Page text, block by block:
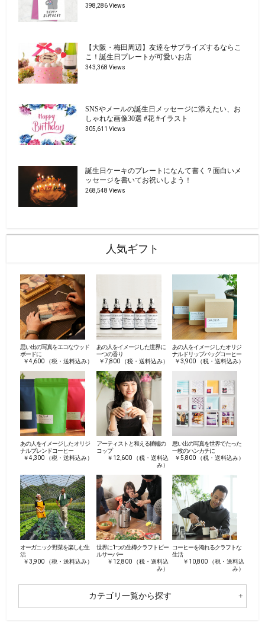
398,286 Views
【大阪・梅田周辺】友達をサプライズするならこ
こ！誕生日プレートが可愛いお店
343,368 Views
SNSやメールの誕生日メッセージに添えたい、お
しゃれな画像30選 #花 #イラスト
305,611 Views
誕生日ケーキのプレートになんて書く？面白いメ
ッセージを書いてお祝いしよう！
268,548 Views
人気ギフト
思い出の写真をエコなウッド
ボードに
￥4,600 （税・送料込み）
あの人をイメージした世界に
一つの香り
￥7,800 （税・送料込み）
あの人をイメージしたオリジ
ナルドリップバッグコーヒー
￥3,900 （税・送料込み）
あの人をイメージした オリジ
ナルブレンドコーヒー
￥4,300 （税・送料込み）
アーティストと和える轆轤の
コップ
￥12,600 （税・送料込
み）
思い出の写真を世界でたった
一枚のハンカチに
￥5,800 （税・送料込み）
オーガニック野菜を楽しむ生
活
￥3,900 （税・送料込み）
世界に1つの生樽クラフトビー
ルサーバー
￥12,800 （税・送料込
み）
コーヒーを淹れるクラフトな
生活
￥10,800 （税・送料込
み）
カテゴリ一覧から探す